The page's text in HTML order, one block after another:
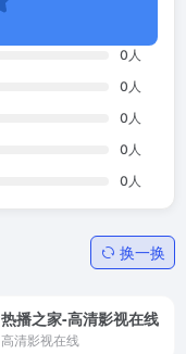
0 人
0 人
0 人
0 人
0 人
换一换
热播之家-高清影视在线
高清影视在线